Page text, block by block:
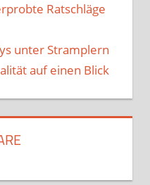
Ratschläge
unter Stramplern
auf einen Blick